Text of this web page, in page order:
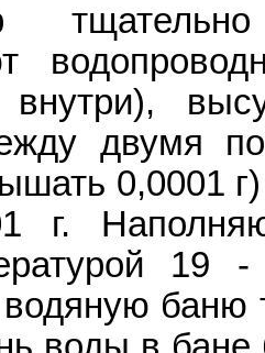
двумя
0,0001
г.
баню